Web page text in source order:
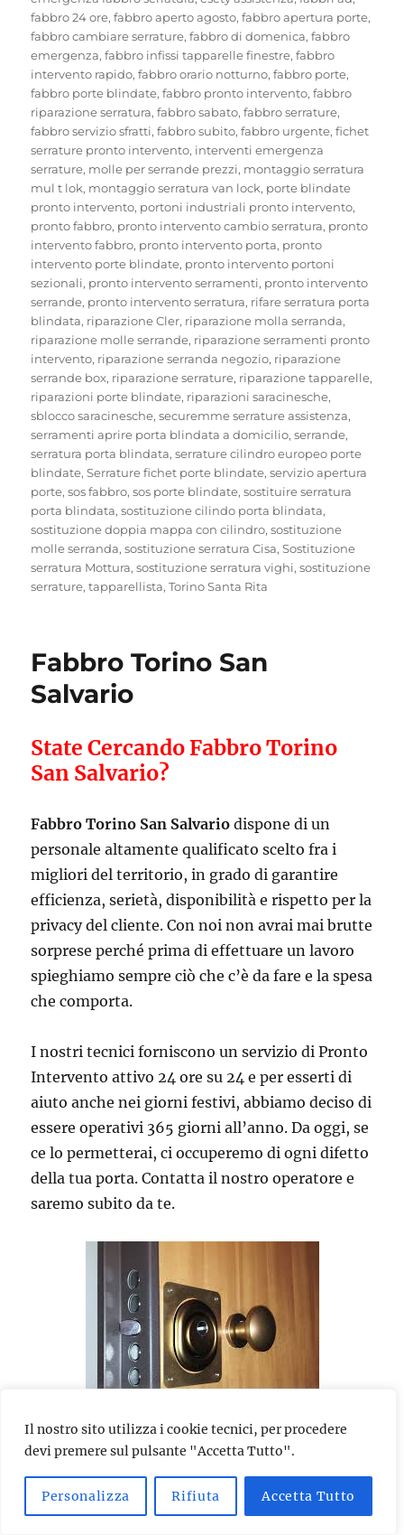
Il nostro sito utilizza i cookie tecnici, per procedere
devi premere sul pulsante "Accetta Tutto".
Personalizza Rifiuta Accetta Tutto
fabbro 24 ore,fabbro aperto agosto,fabbro apertura porte,
fabbro cambiare serrature,fabbro di domenica,fabbro
emergenza,fabbro infissi tapparelle finestre,fabbro
intervento rapido,fabbro orario notturno,fabbro porte,
fabbro porte blindate,fabbro pronto intervento,fabbro
riparazione serratura,fabbro sabato,fabbro serrature,
fabbro servizio sfratti,fabbro subito,fabbro urgente,fichet
serrature pronto intervento, interventi emergenza
serrature, molle per serrande prezzi, montaggio serratura
mul t lok, montaggio serratura van lock, porte blindate
pronto intervento, portoni industriali pronto intervento,
pronto fabbro, pronto intervento cambio serratura, pronto
intervento fabbro, pronto intervento porta, pronto
intervento porte blindate, pronto intervento portoni
sezionali, pronto intervento serramenti, pronto intervento
serrande, pronto intervento serratura, rifare serratura porta
blindata, riparazione Cler, riparazione molla serranda,
riparazione molle serrande, riparazione serramenti pronto
intervento, riparazione serranda negozio, riparazione
serrande box, riparazione serrature, riparazione tapparelle,
riparazioni porte blindate, riparazioni saracinesche,
sblocco saracinesche,securemme serrature assistenza,
serramenti aprire porta blindata a domicilio,serrande,
serratura porta blindata,serrature cilindro europeo porte
blindate,Serrature fichet porte blindate,servizio apertura
porte,sos fabbro,sos porte blindate,sostituire serratura
porta blindata,sostituzione cilindo porta blindata,
sostituzione doppia mappa con cilindro,sostituzione
molle serranda,sostituzione serratura Cisa,Sostituzione
serratura Mottura,sostituzione serratura vighi,sostituzione
serrature,tapparellista,Torino Santa Rita
Fabbro Torino San
Salvario
State Cercando Fabbro Torino
San Salvario?
Fabbro Torino San Salvario dispone di un
personale altamente qualificato scelto fra i
migliori del territorio, in grado di garantire
efficienza, serietà, disponibilità e rispetto per la
privacy del cliente. Con noi non avrai mai brutte
sorprese perché prima di effettuare un lavoro
spieghiamo sempre ciò che c’è da fare e la spesa
che comporta.
I nostri tecnici forniscono un servizio di Pronto
Intervento attivo 24 ore su 24 e per esserti di
aiuto anche nei giorni festivi, abbiamo deciso di
essere operativi 365 giorni all’anno. Da oggi, se
ce lo permetterai, ci occuperemo di ogni difetto
della tua porta. Contatta il nostro operatore e
saremo subito da te.
Se hai subito un tentativo di effrazione, se la
porta si è chiusa accidentalmente, se ti hanno
rubato le chiavi di casa o le hai perse, se vuoi